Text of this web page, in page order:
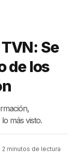
Se
de los
más visto.
2 minutos de lectura